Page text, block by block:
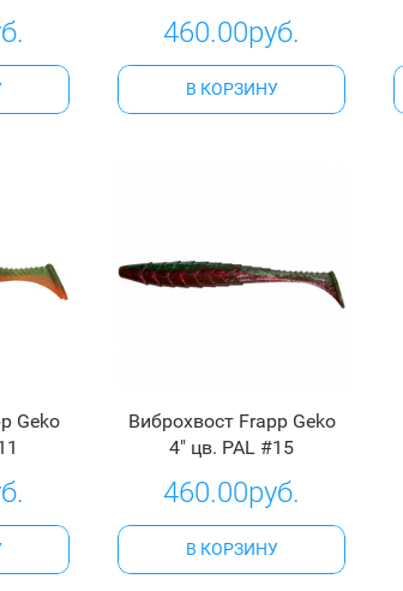
460.00руб.
В КОРЗИНУ
Geko
Виброхвост Frapp Geko
4" цв. PAL #15
460.00руб.
В КОРЗИНУ